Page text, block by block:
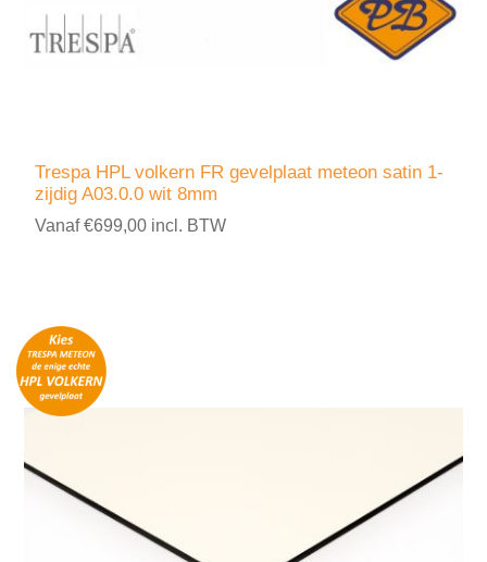
Trespa HPL volkern FR gevelplaat meteon satin 1-
zijdig A03.0.0 wit 8mm
Vanaf €699,00 incl. BTW